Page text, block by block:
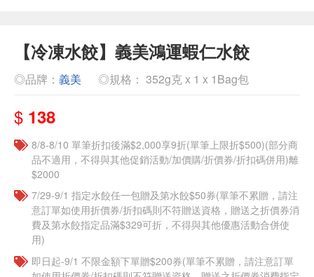
【冷凍水餃】義美鴻運蝦仁水餃
◎品牌： 義美 ◎規格： 352g克 x 1 x 1Bag包
$ 138
8/8-8/10 單筆折扣後滿$2,000享9折(單筆上限折$500)(部分商
品不適用，不得與其他促銷活動/加價購/折價券/折扣碼併用)離
$2000
7/29-9/1 指定水餃任一包贈及第水餃$50券(單筆不累贈，請注
意訂單如使用折價券/折扣碼則不符贈送資格，贈送之折價券消
費及第水餃指定品滿$329可折，不得與其他優惠活動合併使
用)
即日起-9/1 不限金額下單贈$200券(單筆不累贈，請注意訂單